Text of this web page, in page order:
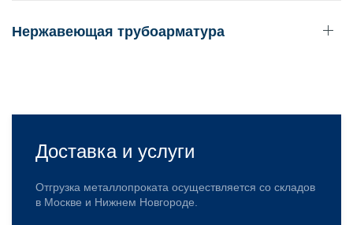
Нержавеющая трубоарматура
Доставка и услуги
Отгрузка металлопроката осуществляется со складов
в Москве и Нижнем Новгороде.